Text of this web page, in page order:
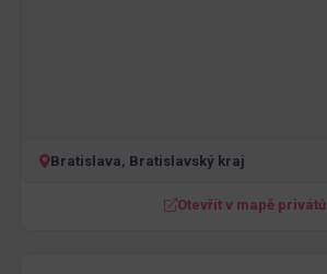
Bratislava, Bratislavský kraj
Otevřít v mapě privátů